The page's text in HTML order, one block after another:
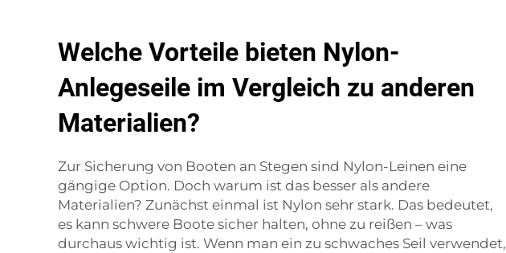
Welche Vorteile bieten Nylon-
Anlegeseile im Vergleich zu anderen
Materialien?
Zur Sicherung von Booten an Stegen sind Nylon-Leinen eine
gängige Option. Doch warum ist das besser als andere
Materialien? Zunächst einmal ist Nylon sehr stark. Das bedeutet,
es kann schwere Boote sicher halten, ohne zu reißen – was
durchaus wichtig ist. Wenn man ein zu schwaches Seil verwendet,